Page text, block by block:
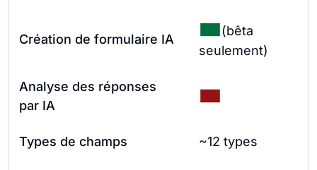
Création de formulaire IA
(bêta
seulement)
Analyse des réponses
par IA
Types de champs ~12 types